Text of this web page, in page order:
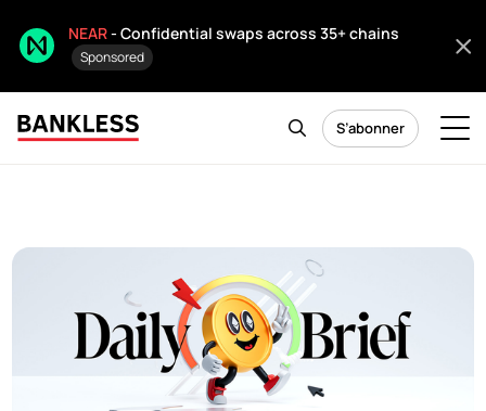
NEAR- Confidential swaps across 35+ chains
Sponsored
S’abonner